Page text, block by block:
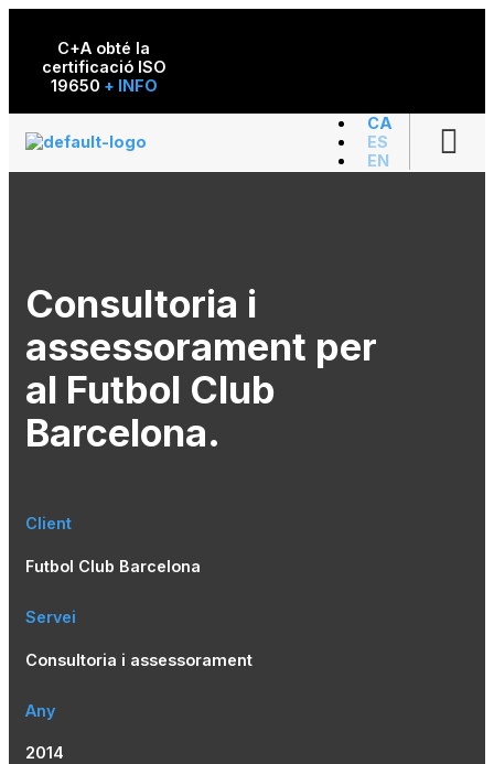
C+A obté la
certificació ISO
19650 + INFO
CA
ES
EN
Consultoria i
assessorament per
al Futbol Club
Barcelona.
Client
Futbol Club Barcelona
Servei
Consultoria i assessorament
Any
2014